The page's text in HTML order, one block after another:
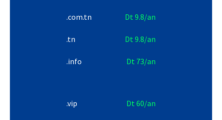
.com.tn Dt 9.8/an
.tn Dt 9.8/an
.info Dt 73/an
.vip Dt 60/an